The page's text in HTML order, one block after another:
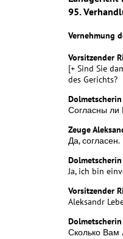
95.
Vernehmung
Vorsitzender
[+ Sind Sie
des Gerichts?
Согласны ли
Zeuge
Да, согласен.
Ja, ich bin
Vorsitzender
Aleksandr
Сколько Вам